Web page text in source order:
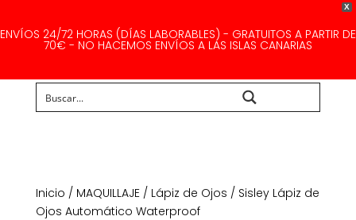
X
ENVÍOS 24/72 HORAS (DÍAS LABORABLES) - GRATUITOS A PARTIR DE
70€ - NO HACEMOS ENVÍOS A LAS ISLAS CANARIAS
Inicio / MAQUILLAJE/ Lápiz de Ojos / Sisley Lápiz de
Ojos Automático Waterproof